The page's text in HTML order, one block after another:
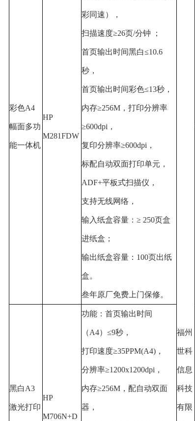
福州
世科
信息
科技
有限
彩色A4
幅面多功
能一体机
HP
M281FDW
彩同速），
扫描速度≥26页/分钟 ；
首页输出时间黑白≤10.6
秒，
首页输出时间彩色≤13秒，
内存≥256M ，打印分辨率
≥600dpi ，
复印分辨率≥600dpi ，
标配自动双面打印单元，
ADF+平板式扫描仪，
支持无线网络，
输入纸盒容量： ≥ 250页盒
进纸盒 ；
输出纸盒容量： 100页出纸
盒。
叁年原厂免费上门保修。
黑白A3
激光打印
HP
M706N+D
功能：首页输出时间
（A4） ≤9秒，
打印速度≥35PPM(A4) ，
分辨率≥1200x1200dpi ，
内存≥256M ，配自动双面
器，